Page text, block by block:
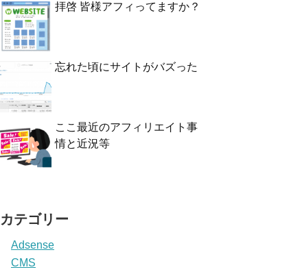
拝啓 皆様アフィってますか？
忘れた頃にサイトがバズった
ここ最近のアフィリエイト事
情と近況等
カテゴリー
Adsense
CMS